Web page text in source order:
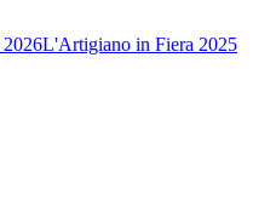
2026L'Artigiano in Fiera 2025